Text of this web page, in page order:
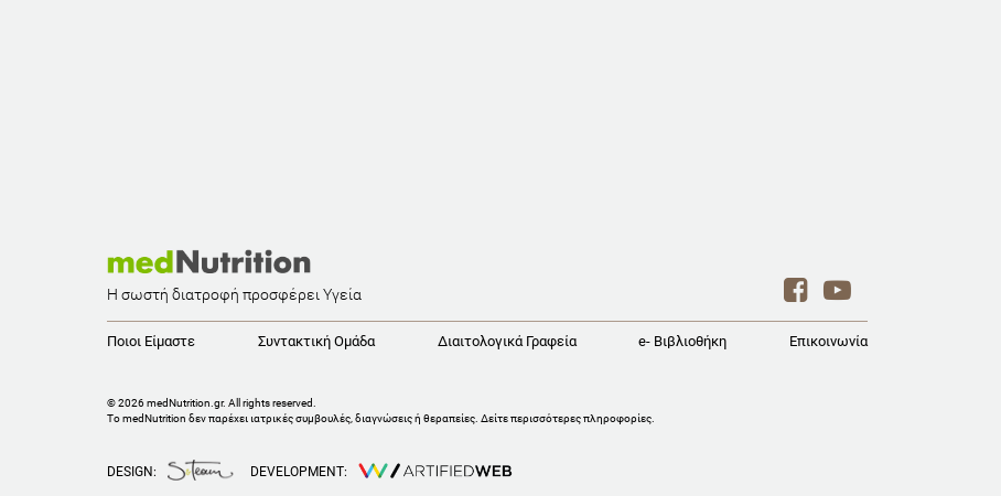
Η σωστή διατροφή προσφέρει Υγεία
Ποιοι Είμαστε Συντακτική Ομάδα Διαιτολογικά Γραφεία e- Βιβλιοθήκη Επικοινωνία
© 2026 medNutrition.gr. All rights reserved.
Το medNutrition δεν παρέχει ιατρικές συμβουλές, διαγνώσεις ή θεραπείες. Δείτε περισσότερες πληροφορίες
DESIGN: DEVELOPMENT: